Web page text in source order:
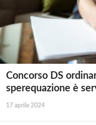
Concorso DS
sperequazione è
17 aprile 2024